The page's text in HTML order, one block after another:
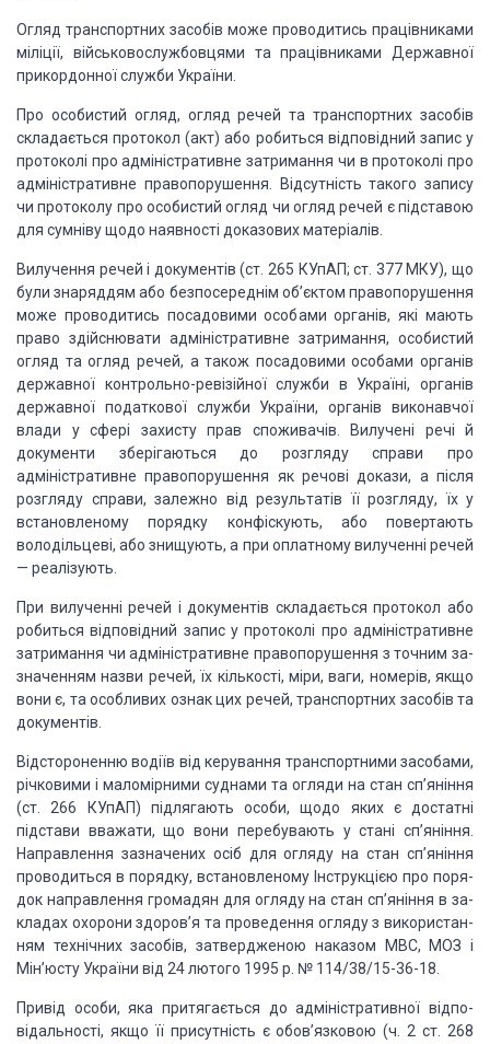
Огляд транспортних засобів може проводитись працівника­ми
міліції, військовослужбовцями та працівниками Державної
прикордонної служби України.
Про особистий огляд, огляд речей та транспортних засобів
складається протокол (акт) або робиться відповідний запис у
протоколі про адміністративне затримання чи в протоколі про
адміністративне правопорушення. Відсутність такого запису
чи протоколу про особистий огляд чи огляд речей є підставою
для сумніву щодо наявності доказових матеріалів.
Вилучення речей і документів (ст. 265 КУпАП; ст. 377 МКУ), що
були знаряддям або безпосереднім об’єктом правопорушен­ня
може проводитись посадовими особами органів, які мають
право здійснювати адміністративне затримання, особистий
ог­ляд та огляд речей, а також посадовими особами органів
дер­жавної контрольно-ревізійної служби в Україні, органів
дер­жавної податкової служби України, органів виконавчої
влади у сфері захисту прав споживачів. Вилучені речі й
документи зберігаються до розгляду справи про
адміністративне правопо­рушення як речові докази, а після
розгляду справи, залежно від результатів її розгляду, їх у
встановленому порядку конфіску­ють, або повертають
володільцеві, або знищують, а при оплатномувилученні речей
— реалізують.
При вилученні речей і документів складається протокол або
робиться відповідний запис у протоколі про адміністративне
затримання чи адміністративне правопорушення з точним за­
значенням назви речей, їх кількості, міри, ваги, номерів, якщо
вони є, та особливих ознак цих речей, транспортних засобів та
документів.
Відстороненню водіїв від керування транспортними засоба­ми,
річковими і маломірними суднами та огляди на стан сп’яніння
(ст. 266 КУпАП) підлягають особи, щодо яких є до­статні
підстави вважати, що вони перебувають у стані сп’яніння.
Направлення зазначених осіб для огляду на стан сп’яніння
проводиться в порядку, встановленому Інструкцією про поря­
док направлення громадян для огляду на стан сп’яніння в за­
кладах охорони здоров’я та проведення огляду з використан­
ням технічних засобів, затвердженою наказом МВС, МОЗ і
Мін’юсту України від 24 лютого 1995 р. № 114/38/15-36-18.
Привід особи, яка притягається до адміністративної відпо­
відальності, якщо її присутність є обов’язковою (ч. 2 ст. 268